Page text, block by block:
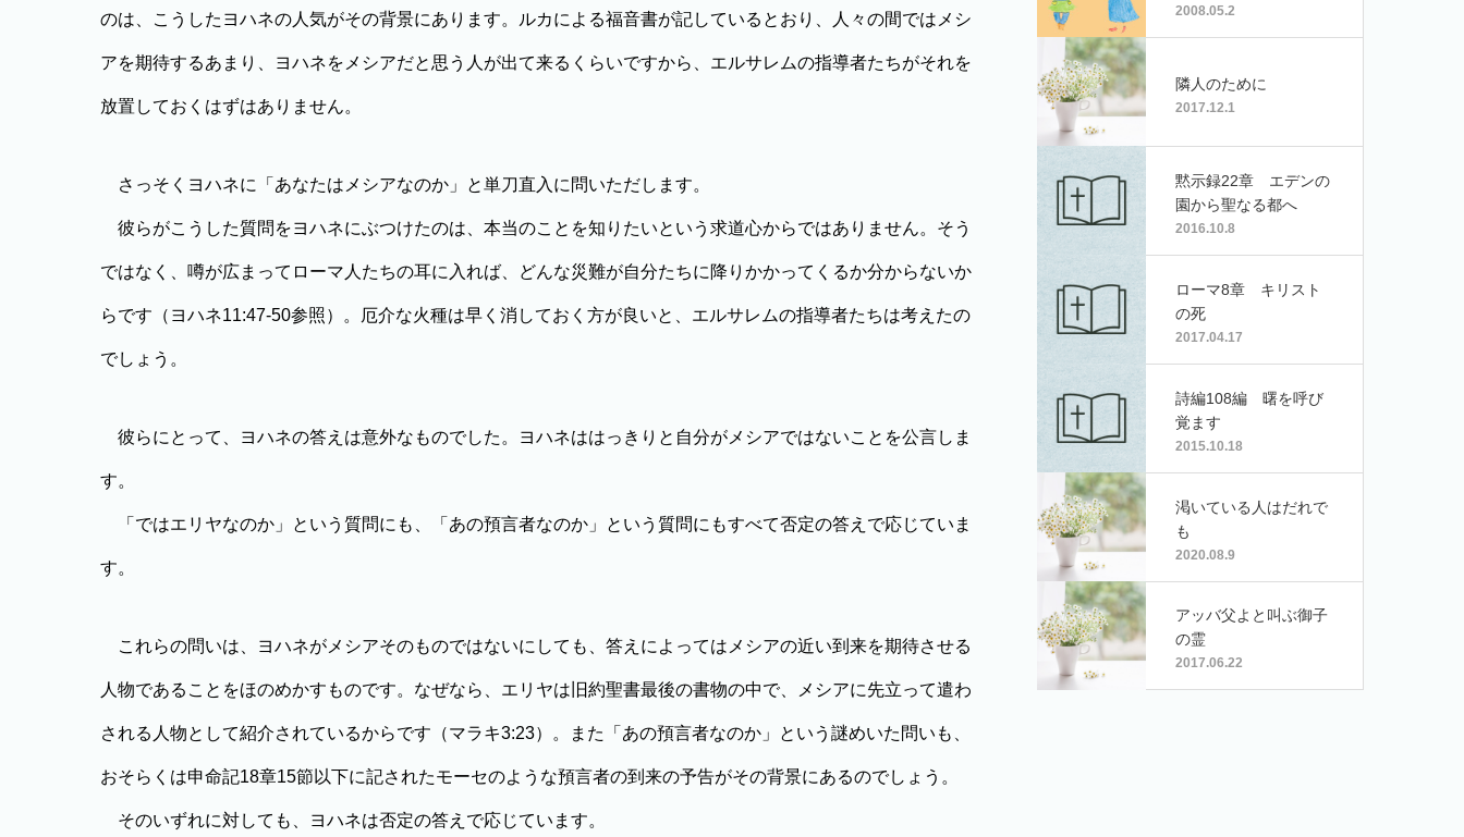
のは、こうしたヨハネの人気がその背景にあります。ルカによる福音書が記しているとおり、人々の間ではメシ
アを期待するあまり、ヨハネをメシアだと思う人が出て来るくらいですから、エルサレムの指導者たちがそれを
放置しておくはずはありません。
さっそくヨハネに「あなたはメシアなのか」と単刀直入に問いただします。
彼らがこうした質問をヨハネにぶつけたのは、本当のことを知りたいという求道心からではありません。そう
ではなく、噂が広まってローマ人たちの耳に入れば、どんな災難が自分たちに降りかかってくるか分からないか
らです（ヨハネ11:47-50参照）。厄介な火種は早く消しておく方が良いと、エルサレムの指導者たちは考えたの
でしょう。
彼らにとって、ヨハネの答えは意外なものでした。ヨハネははっきりと自分がメシアではないことを公言しま
す。
「ではエリヤなのか」という質問にも、「あの預言者なのか」という質問にもすべて否定の答えで応じていま
す。
これらの問いは、ヨハネがメシアそのものではないにしても、答えによってはメシアの近い到来を期待させる
人物であることをほのめかすものです。なぜなら、エリヤは旧約聖書最後の書物の中で、メシアに先立って遣わ
される人物として紹介されているからです（マラキ3:23）。また「あの預言者なのか」という謎めいた問いも、
おそらくは申命記18章15節以下に記されたモーセのような預言者の到来の予告がその背景にあるのでしょう。
そのいずれに対しても、ヨハネは否定の答えで応じています。
すがたで」
2008.05.2
隣人のために
2017.12.1
黙示録22章 エデンの
園から聖なる都へ
2016.10.8
ローマ8章 キリスト
の死
2017.04.17
詩編108編 曙を呼び
覚ます
2015.10.18
渇いている人はだれで
も
2020.08.9
アッバ父よと叫ぶ御子
の霊
2017.06.22